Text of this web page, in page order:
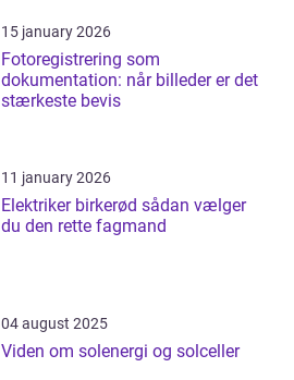
15 january 2026
Fotoregistrering som
dokumentation: når billeder er det
stærkeste bevis
11 january 2026
Elektriker birkerød sådan vælger
du den rette fagmand
04 august 2025
Viden om solenergi og solceller